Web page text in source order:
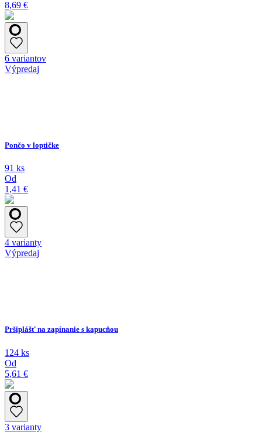
8,69 €
6 variantov
Výpredaj
Pončo v loptičke
91 ks
Od
1,41 €
4 varianty
Výpredaj
Pršiplášť na zapínanie s kapucňou
124 ks
Od
5,61 €
3 varianty